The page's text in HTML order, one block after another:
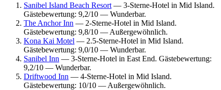
Sanibel Island Beach Resort — 3-Sterne-Hotel in Mid Island.
Gästebewertung: 9,2/10 — Wunderbar.
The Anchor Inn — 2-Sterne-Hotel in Mid Island.
Gästebewertung: 9,8/10 — Außergewöhnlich.
Kona Kai Motel — 2.5-Sterne-Hotel in Mid Island.
Gästebewertung: 9,0/10 — Wunderbar.
Sanibel Inn — 3-Sterne-Hotel in East End. Gästebewertung:
9,2/10 — Wunderbar.
Driftwood Inn — 4-Sterne-Hotel in Mid Island.
Gästebewertung: 10/10 — Außergewöhnlich.